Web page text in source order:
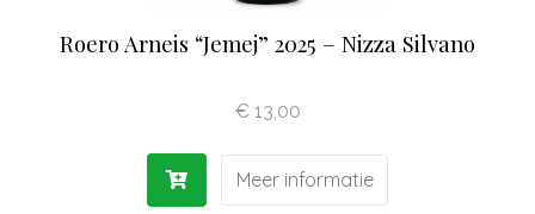
Roero Arneis “Jemej” 2025 – Nizza Silvano
€13,00
Meer informatie